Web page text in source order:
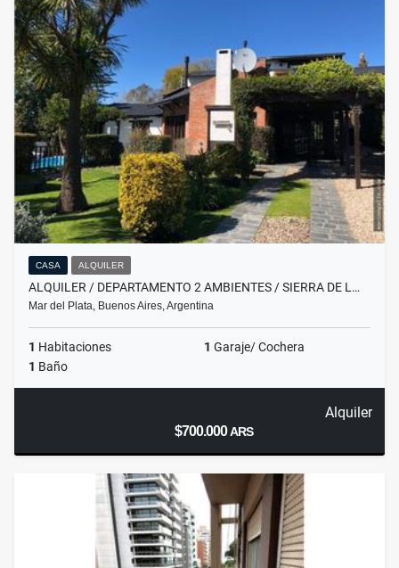
CASA ALQUILER
ALQUILER / DEPARTAMENTO 2 AMBIENTES / SIERRA DE L…
Mar del Plata, Buenos Aires, Argentina
1 Habitaciones 1 Garaje/ Cochera
1 Baño
Alquiler
$700.000ARS